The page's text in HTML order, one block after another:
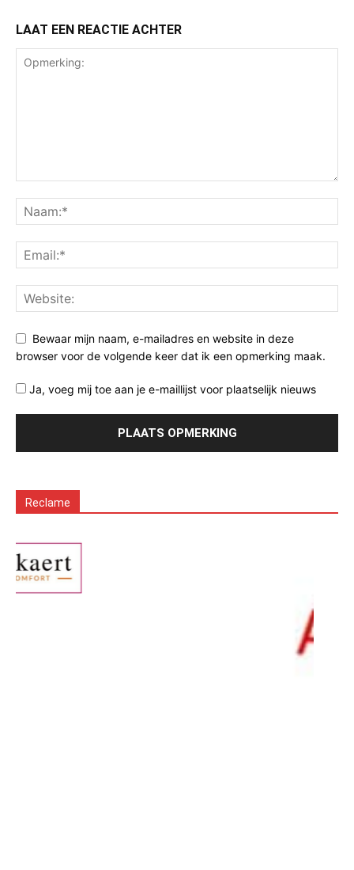
LAAT EEN REACTIE ACHTER
Bewaar mijn naam, e-mailadres en website in deze
browser voor de volgende keer dat ik een opmerking maak.
Ja, voeg mij toe aan je e-maillijst voor plaatselijk nieuws
Reclame